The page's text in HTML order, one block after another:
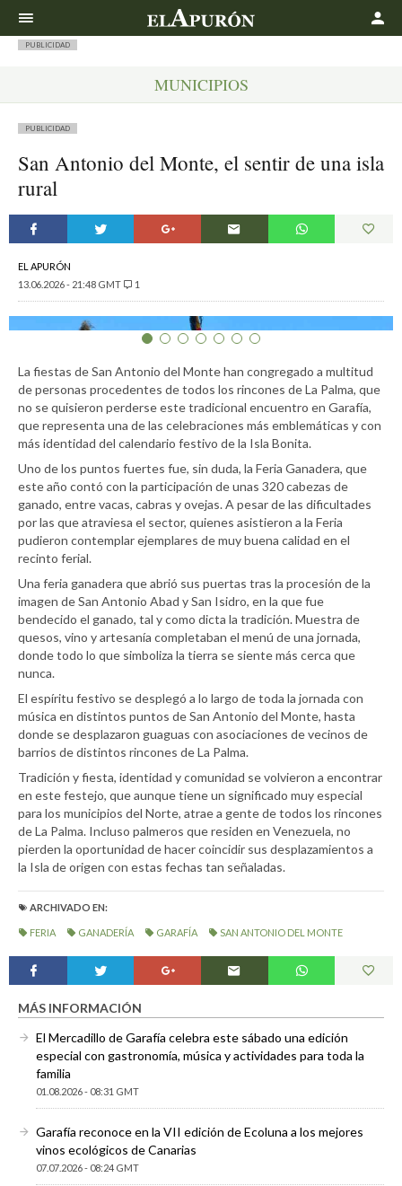
PUBLICIDAD
MUNICIPIOS
PUBLICIDAD
San Antonio del Monte, el sentir de una isla
rural
EL APURÓN
13.06.2026 - 21:48 GMT
1
La fiestas de San Antonio del Monte han congregado a multitud
de personas procedentes de todos los rincones de La Palma, que
no se quisieron perderse este tradicional encuentro en Garafía,
que representa una de las celebraciones más emblemáticas y con
más identidad del calendario festivo de la Isla Bonita.
Uno de los puntos fuertes fue, sin duda, la Feria Ganadera, que
este año contó con la participación de unas 320 cabezas de
ganado, entre vacas, cabras y ovejas. A pesar de las dificultades
por las que atraviesa el sector, quienes asistieron a la Feria
pudieron contemplar ejemplares de muy buena calidad en el
recinto ferial.
Una feria ganadera que abrió sus puertas tras la procesión de la
imagen de San Antonio Abad y San Isidro, en la que fue
bendecido el ganado, tal y como dicta la tradición. Muestra de
quesos, vino y artesanía completaban el menú de una jornada,
donde todo lo que simboliza la tierra se siente más cerca que
nunca.
El espíritu festivo se desplegó a lo largo de toda la jornada con
música en distintos puntos de San Antonio del Monte, hasta
donde se desplazaron guaguas con asociaciones de vecinos de
barrios de distintos rincones de La Palma.
Tradición y fiesta, identidad y comunidad se volvieron a encontrar
en este festejo, que aunque tiene un significado muy especial
para los municipios del Norte, atrae a gente de todos los rincones
de La Palma. Incluso palmeros que residen en Venezuela, no
pierden la oportunidad de hacer coincidir sus desplazamientos a
la Isla de origen con estas fechas tan señaladas.
ARCHIVADO EN:
FERIA GANADERÍA GARAFÍA SAN ANTONIO DEL MONTE
MÁS INFORMACIÓN
El Mercadillo de Garafía celebra este sábado una edición
especial con gastronomía, música y actividades para toda la
familia
01.08.2026 - 08:31 GMT
Garafía reconoce en la VII edición de Ecoluna a los mejores
vinos ecológicos de Canarias
07.07.2026 - 08:24 GMT